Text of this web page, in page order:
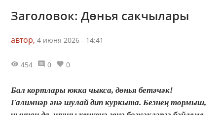
Заголовок: Дөнья сакчылары
автор, 4 июня 2026 - 14:41
454 0 0
Бал кортлары юкка чыкса, дөнья бетәчәк!
Галимнәр әнә шулай дип куркыта. Безнең тормыш,